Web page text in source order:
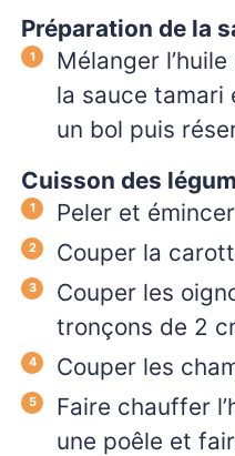
Préparation de la
Mélanger
la sauce tamari
un bol puis
Cuisson des
Peler et émincer
Couper la
Couper les
tronçons de 2
Couper les
Faire chauffer
une poêle et